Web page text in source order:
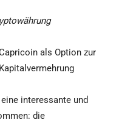
als Option zur
Kapitalvermehrung
interessante und
die